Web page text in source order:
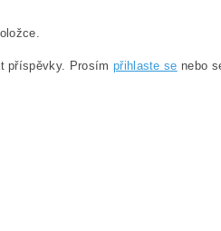
příspěvky. Prosím přihlaste se nebo